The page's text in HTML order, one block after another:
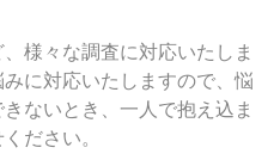
様々な調査に対応いたしま
に対応いたしますので、悩
ないとき、一人で抱え込ま
ださい。